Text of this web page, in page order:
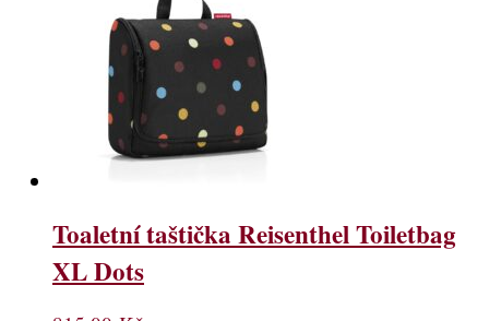
Toaletní taštička Reisenthel Toiletbag
XL Dots